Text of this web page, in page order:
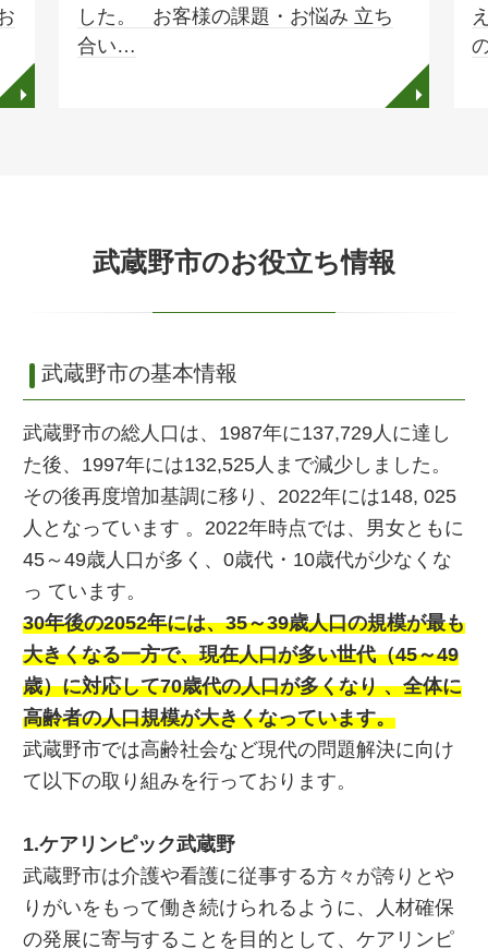
◥
した。 お客様の課題・お悩み 立ち
合い…
◥
武蔵野市のお役立ち情報
武蔵野市の基本情報
武蔵野市の総人口は、1987年に137,729人に達し
た後、1997年には132,525人まで減少しました。
その後再度増加基調に移り、2022年には148, 025
人となっています 。2022年時点では、男女ともに
45～49歳人口が多く、0歳代・10歳代が少なくな
っ ています。
30年後の2052年には、35～39歳人口の規模が最も
大きくなる一方で、現在人口が多い世代（45～49
歳）に対応して70歳代の人口が多くなり 、全体に
高齢者の人口規模が大きくなっています。
武蔵野市では高齢社会など現代の問題解決に向け
て以下の取り組みを行っております。
1.ケアリンピック武蔵野
武蔵野市は介護や看護に従事する方々が誇りとや
りがいをもって働き続けられるように、人材確保
の発展に寄与することを目的として、ケアリンピ